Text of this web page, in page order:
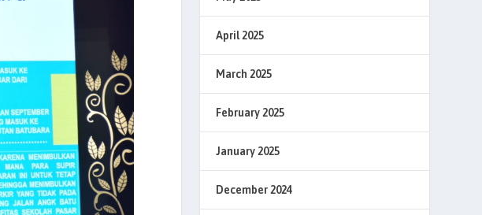
April 2025
March 2025
February 2025
January 2025
December 2024